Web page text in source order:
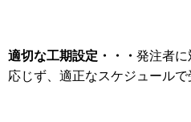
適切な工期設定・・・ 発注者
応じず、適正なスケジュールで